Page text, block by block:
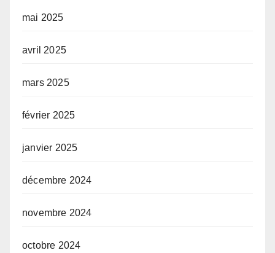
mai 2025
avril 2025
mars 2025
février 2025
janvier 2025
décembre 2024
novembre 2024
octobre 2024